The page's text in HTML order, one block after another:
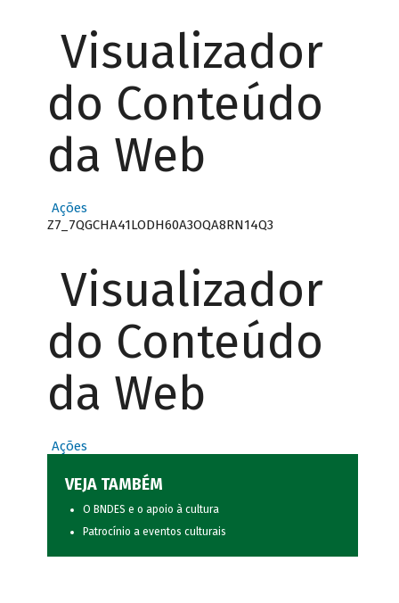
Visualizador
do Conteúdo
da Web
Ações
Z7_7QGCHA41LODH60A3OQA8RN14Q3
Visualizador
do Conteúdo
da Web
Ações
VEJA TAMBÉM
O BNDES e o apoio à cultura
Patrocínio a eventos culturais